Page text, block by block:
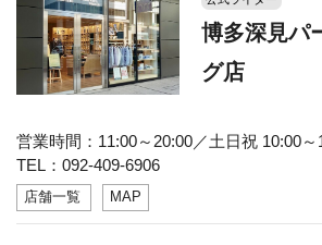
博多深見パ
グ店
営業時間：11:00～20:00／土日祝 10:00～
TEL：092-409-6906
店舗一覧 MAP